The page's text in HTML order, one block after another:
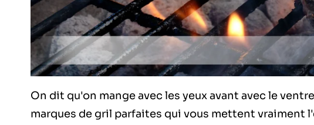
On dit qu'on mange avec les yeux avant avec le
marques de gril parfaites qui vous mettent vraiment